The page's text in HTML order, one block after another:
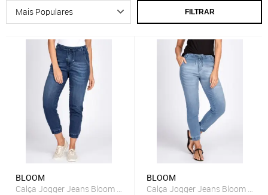
FILTRAR
BLOOM
Calça Jogger Jeans Bloom Moletom Elástico Barra
BLOOM
Calça Jogger Jeans Bloom